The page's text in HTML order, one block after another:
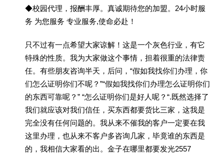
◆校园代理，报酬丰厚。真诚期待您的加盟。24小时服
务 为您服务 专业服务,使命必赴！
只不过有一点希望大家谅解！这是一个灰色行业，有它
特殊的性质。我为大家做这个事情，担着很重的法律责
任。有些朋友咨询半天，后问，“假如我找你们办理，你
们怎么证明你们不呢？”“假如我找你们办理怎么证明你们
的东西可靠呢？” “怎么证明你们是好人呢？“.既然选择了
我们就应该对我们信任，买东西都要货比三家，这我是
完全没有任何问题的。我从来不催我的客户一定要在我
这里办理，也从来不客户多咨询几家，毕竟谁的东西是
的，我相信大家看的出。金子在哪里都要发光2557